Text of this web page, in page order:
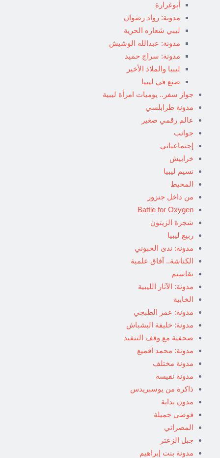
أبوغرارة
مدونة: رواد رضوان
ليبي شعاره الحرية
مدونة: عبدالله الوشيش
مدونة: سراج حميد
ليبيا والملاذ الأخير
صنع في ليبيا
جواز سفر.. يوميات امرأة ليبية
مدونة طرابلسي
عالم رقمي صغير
جوانب
إجتماعياتي
خرابيش
نسيم ليبيا
المحيط
من داخل جنزور
Battle for Oxygen
شجرة الزيتون
ربيع ليبيا
مدونة: ندى الحبوني
الكناشة.. آفاق علمية
تقاسيم
مدونة: الآثار الليبية
الخابية
مدونة: عمر الطبجي
مدونة: خليفة البشباش
صحفية مع وقف التنفيذ
مدونة: محمد اقميع
مدونة مختلف
مدونة نفيسة
ذاكرة من يوسبريدس
مدون بداية
فوضى جميلة
المصراتي
جبل الزعتر
مدونة بنت إبراهيم